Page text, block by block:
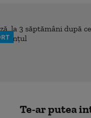
Te-ar putea